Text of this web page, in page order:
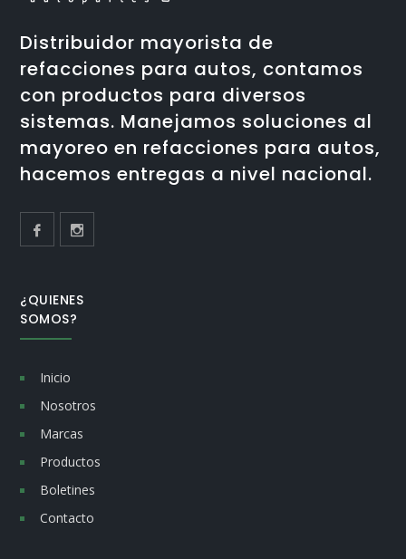
Distribuidor mayorista de
refacciones para autos, contamos
con productos para diversos
sistemas. Manejamos soluciones al
mayoreo en refacciones para autos,
hacemos entregas a nivel nacional.
¿QUIENES
SOMOS?
Inicio
Nosotros
Marcas
Productos
Boletines
Contacto